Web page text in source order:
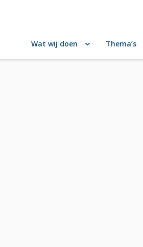
Wat wij doen Thema’s